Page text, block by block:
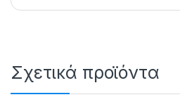
Σχετικά προϊόντα